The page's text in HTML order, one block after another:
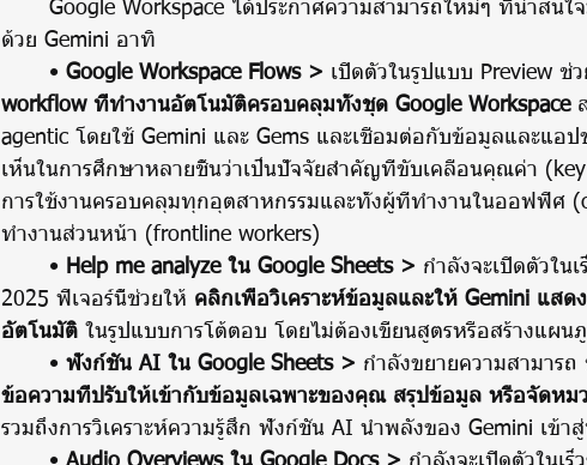
ด้วย Gemini อาทิ
	•
Google Workspace Flows > เปิดตัวในรูปแบบ Preview ช่
workflow ที่ทำงานอัตโนมัติครอบคลุมทั้งชุด Google Workspace ส
agentic โดยใช้ Gemini และ Gems และเชื่อมต่อกับข้อมูลและแอ
เห็นในการศึกษาหลายชิ้นว่าเป็นปัจจัยสำคัญที่ขับเคลื่อนคุณค่า
การใช้งานครอบคลุมทุกอุตสาหกรรมและทั้งผู้ที่ทำงานในออฟฟิศ
ทำงานส่วนหน้า (frontline workers)
	•
Help me analyze ใน Google Sheets > กำลังจะเปิดตัวใน
2025 ฟีเจอร์นี้ช่วยให้ คลิกเพื่อวิเคราะห์ข้อมูลและให้ Gemini แส
อัตโนมัติ ในรูปแบบการโต้ตอบ โดยไม่ต้องเขียนสูตรหรือสร้างแผน
	•
ฟังก์ชัน AI ใน Google Sheets > กำลังขยายความสามาร
ข้อความที่ปรับให้เข้ากับข้อมูลเฉพาะของคุณ สรุปข้อมูล หรือจัดห
รวมถึงการวิเคราะห์ความรู้สึก ฟังก์ชัน AI นำพลังของ Gemini เข้